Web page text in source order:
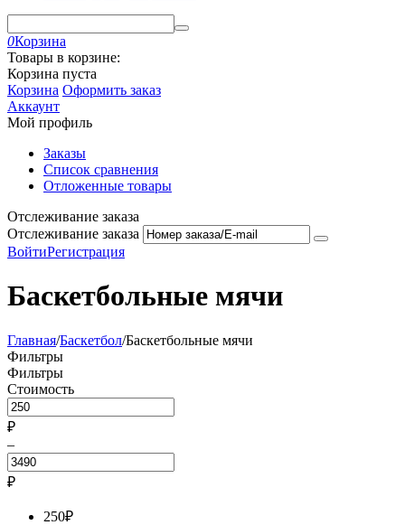
0Корзина
Товары в корзине:
Корзина пуста
Корзина Оформить заказ
Аккаунт
Мой профиль
Заказы
Список сравнения
Отложенные товары
Отслеживание заказа
Отслеживание заказа
ВойтиРегистрация
Баскетбольные мячи
Главная/Баскетбол/Баскетбольные мячи
Фильтры
Фильтры
Стоимость
₽
–
₽
250₽